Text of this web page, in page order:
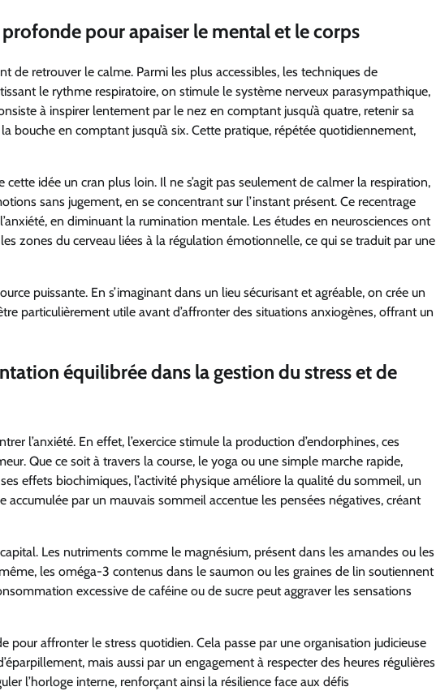
pour apaiser le mental et le corps
de retrouver le calme. Parmi les plus accessibles, les techniques de
le rythme respiratoire, on stimule le système nerveux parasympathique,
à inspirer lentement par le nez en comptant jusqu’à quatre, retenir sa
bouche en comptant jusqu’à six. Cette pratique, répétée quotidiennement,
idée un cran plus loin. Il ne s’agit pas seulement de calmer la respiration,
sans jugement, en se concentrant sur l’instant présent. Ce recentrage
en diminuant la rumination mentale. Les études en neurosciences ont
zones du cerveau liées à la régulation émotionnelle, ce qui se traduit par une
puissante. En s’imaginant dans un lieu sécurisant et agréable, on crée un
particulièrement utile avant d’affronter des situations anxiogènes, offrant un
équilibrée dans la gestion du stress et de
l’anxiété. En effet, l’exercice stimule la production d’endorphines, ces
Que ce soit à travers la course, le yoga ou une simple marche rapide,
effets biochimiques, l’activité physique améliore la qualité du sommeil, un
par un mauvais sommeil accentue les pensées négatives, créant
Les nutriments comme le magnésium, présent dans les amandes ou les
les oméga-3 contenus dans le saumon ou les graines de lin soutiennent
excessive de caféine ou de sucre peut aggraver les sensations
affronter le stress quotidien. Cela passe par une organisation judicieuse
mais aussi par un engagement à respecter des heures régulières
l’horloge interne, renforçant ainsi la résilience face aux défis